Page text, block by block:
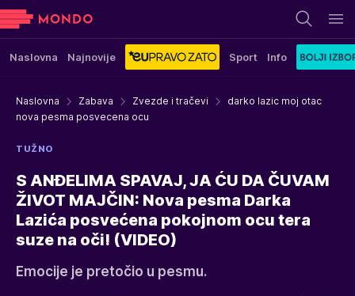
Naslovna Najnovije Sport Info
Naslovna Zabava Zvezde i tračevi
darko lazic moj otac
nova pesma posvecena ocu
TUŽNO
S ANĐELIMA SPAVAJ, JA ĆU DA ČUVAM
ŽIVOT MAJČIN: Nova pesma Darka
Lazića posvećena pokojnom ocu tera
suze na oči! (VIDEO)
Emocije je pretočio u pesmu.